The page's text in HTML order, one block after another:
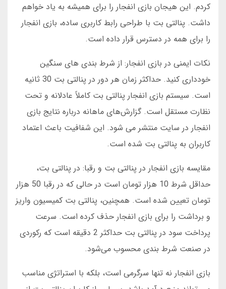
کردم. این هیجان بازی انفجار را برای همیشه به یاد خواهم
داشت. پنالتی بت با طراحی رابط کاربری ساده، بازی انفجار
را برای همه در دسترس قرار داده است.
نکات ایمنی در بازی انفجار: از شرط بندی های سنگین
خودداری کنید. حداکثر زمان هر دور در پنالتی بت 30 ثانیه
است. سیستم بازی انفجار پنالتی بت کاملاً عادلانه و تحت
نظارت مستقل است. گزارش‌های ماهانه درباره نتایج بازی
انفجار در سایت منتشر می شود. این شفافیت باعث اعتماد
کاربران به پنالتی بت شده است.
مقایسه بازی انفجار در پنالتی بت و رقبا: در پنالتی بت،
حداقل شرط 10 هزار تومان است در حالی که در رقبا 50 هزار
تومان تعیین شده است. همچنین، پنالتی بت کمیسیون واریز
و برداشت را برای بازی انفجار حذف کرده است. سرعت
پرداخت سود در پنالتی بت حداکثر 2 دقیقه است که رکوردی
در صنعت شرط بندی محسوب می‌شود.
بازی انفجار نه تنها سرگرمی است، بلکه با استراتژی مناسب